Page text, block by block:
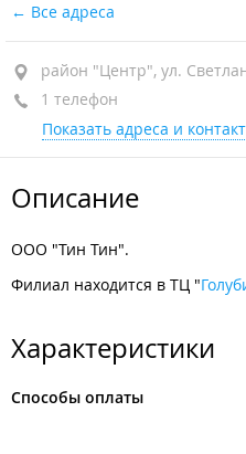
Все адреса
район "Центр", ул.
1 телефон
Показать адреса и
Описание
ООО "Тин Тин".
Филиал находится в ТЦ "
Характеристики
Способы оплаты